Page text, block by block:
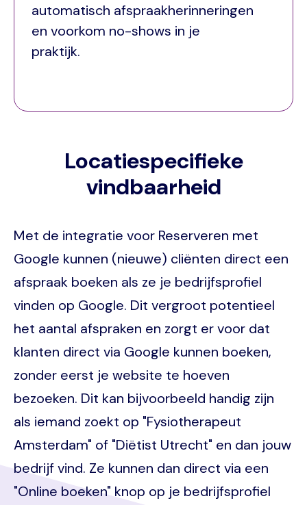
automatisch afspraakherinneringen
en voorkom no-shows in je
praktijk.
Locatiespecifieke
vindbaarheid
Met de integratie voor Reserveren met
Google kunnen (nieuwe) cliënten direct een
afspraak boeken als ze je bedrijfsprofiel
vinden op Google. Dit vergroot potentieel
het aantal afspraken en zorgt er voor dat
klanten direct via Google kunnen boeken,
zonder eerst je website te hoeven
bezoeken. Dit kan bijvoorbeeld handig zijn
als iemand zoekt op "Fysiotherapeut
Amsterdam" of "Diëtist Utrecht" en dan jouw
bedrijf vind. Ze kunnen dan direct via een
"Online boeken" knop op je bedrijfsprofiel